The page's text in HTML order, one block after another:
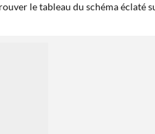
le tableau du schéma éclaté